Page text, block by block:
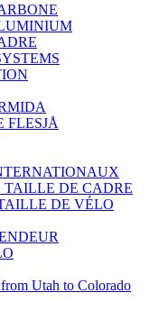
FLESJÅ
DE CADRE
DE VÉLO
Utah to Colorado